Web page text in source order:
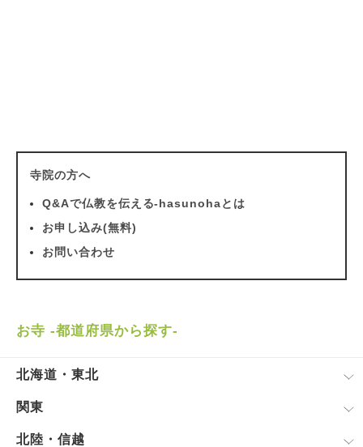
寺院の方へ
Q&Aで仏教を伝える-hasunohaとは
お申し込み(無料)
お問い合わせ
お寺 -都道府県から探す-
北海道・東北
関東
北陸・信越